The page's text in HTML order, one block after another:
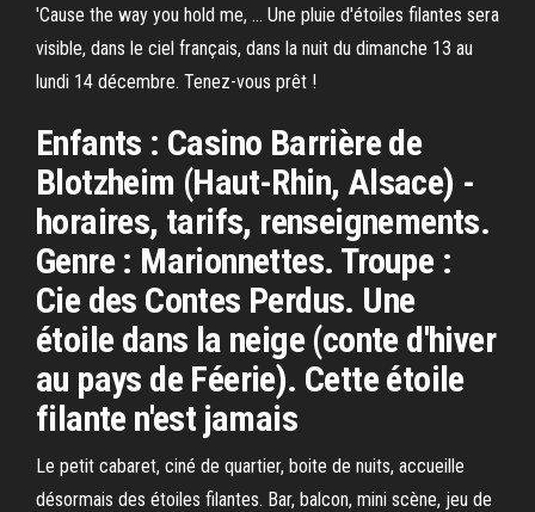
'Cause the way you hold me, … Une pluie d'étoiles filantes sera
visible, dans le ciel français, dans la nuit du dimanche 13 au
lundi 14 décembre. Tenez-vous prêt !
Enfants : Casino Barrière de
Blotzheim (Haut-Rhin, Alsace) -
horaires, tarifs, renseignements.
Genre : Marionnettes. Troupe :
Cie des Contes Perdus. Une
étoile dans la neige (conte d'hiver
au pays de Féerie). Cette étoile
filante n'est jamais
Le petit cabaret, ciné de quartier, boite de nuits, accueille
désormais des étoiles filantes. Bar, balcon, mini scène, jeu de